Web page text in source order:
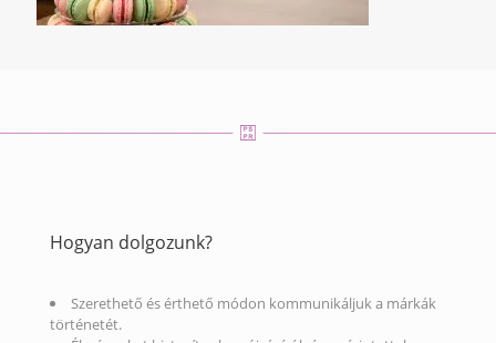
Hogyan dolgozunk?
Szerethető és érthető módon kommunikáljuk a márkák
történetét.